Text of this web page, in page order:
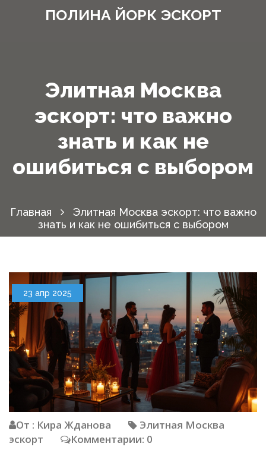
ПОЛИНА ЙОРК ЭСКОРТ
Элитная Москва
эскорт: что важно
знать и как не
ошибиться с выбором
Главная
Элитная Москва эскорт: что важно
знать и как не ошибиться с выбором
23 апр 2025
От : Кира Жданова
Элитная Москва
эскорт
Комментарии: 0